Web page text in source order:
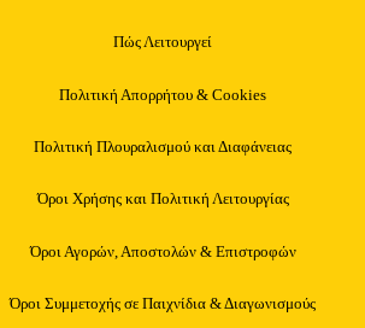
Πώς Λειτουργεί
Πολιτική Απορρήτου & Cookies
Πολιτική Πλουραλισμού και Διαφάνειας
Όροι Χρήσης και Πολιτική Λειτουργίας
Όροι Αγορών, Αποστολών & Επιστροφών
Όροι Συμμετοχής σε Παιχνίδια & Διαγωνισμούς